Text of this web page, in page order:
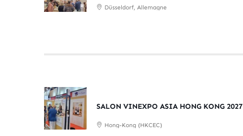
Düsseldorf, Allemagne
SALON VINEXPO ASIA HONG KONG 2027
Hong-Kong (HKCEC)